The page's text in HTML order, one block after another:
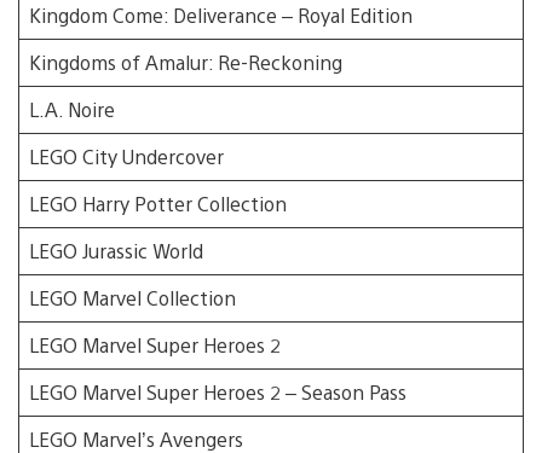
Kingdom Come: Deliverance – Royal Edition
Kingdoms of Amalur: Re-Reckoning
L.A. Noire
LEGO City Undercover
LEGO Harry Potter Collection
LEGO Jurassic World
LEGO Marvel Collection
LEGO Marvel Super Heroes 2
LEGO Marvel Super Heroes 2 – Season Pass
LEGO Marvel’s Avengers